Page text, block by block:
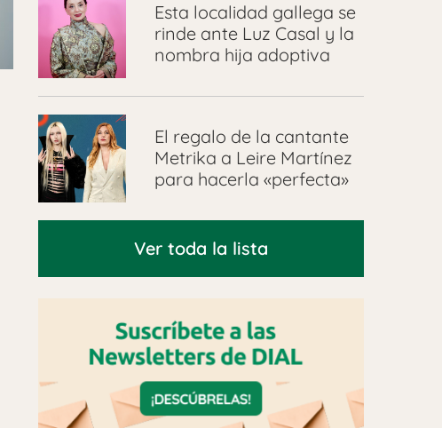
Esta localidad gallega se
rinde ante Luz Casal y la
nombra hija adoptiva
El regalo de la cantante
Metrika a Leire Martínez
para hacerla «perfecta»
Ver toda la lista